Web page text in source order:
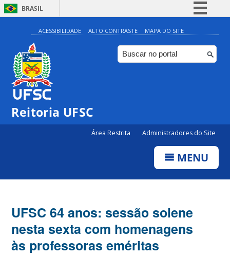
BRASIL
Simplifique!
Comunica BR
Participe
ACESSIBILIDADE ALTO CONTRASTE MAPA DO SITE
Reitoria UFSC
Área Restrita Administradores do Site
MENU
UFSC 64 anos: sessão solene
nesta sexta com homenagens
às professoras eméritas